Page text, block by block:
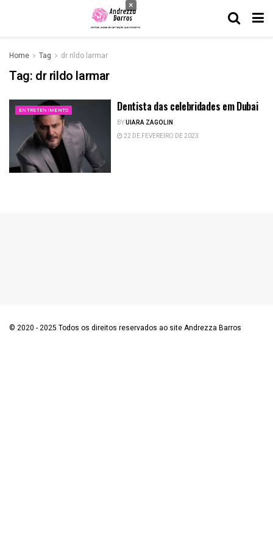
Home Tag dr rildo larmar
Tag: dr rildo larmar
ENTRETENIMENTO Dentista das celebridades em Dubai
BYUIARA ZAGOLIN
22 DE FEVEREIRO DE 2023
© 2020 - 2025 Todos os direitos reservados ao site Andrezza Barros
×